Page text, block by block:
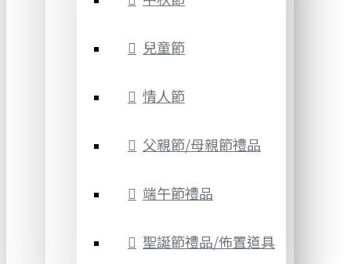
兒童節
情人節
父親節/母親節禮品
端午節禮品
聖誕節禮品/佈置道具